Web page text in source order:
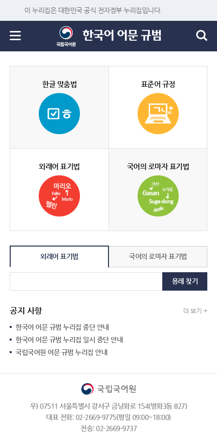
이 누리집은 대한민국 공식 전자정부 누리집입니다.
한글 맞춤법 표준어 규정
외래어 표기법 국어의 로마자 표기법
외래어 표기법 국어의 로마자 표기법
용례 찾기
공지 사항 더 보기 +
한국어 어문 규범 누리집 중단 안내
한국어 어문 규범 누리집 일시 중단 안내
국립국어원 어문 규범 누리집 안내
우) 07511 서울특별시 강서구 금낭화로 154(방화3동 827)
대표 전화: 02-2669-9775(평일 09:00~18:00)
전송: 02-2669-9737